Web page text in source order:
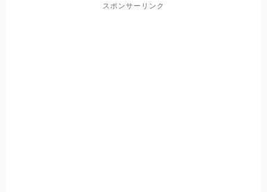
スポンサーリンク